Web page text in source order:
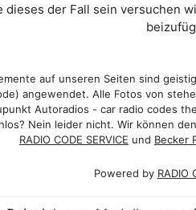
der Fall sein versuchen
auf unseren Seiten sind
angewendet. Alle Fotos von
Autoradios - car radio codes
Nein leider nicht. Wir können
RADIO CODE SERVICE und Becker
Powered by RADIO